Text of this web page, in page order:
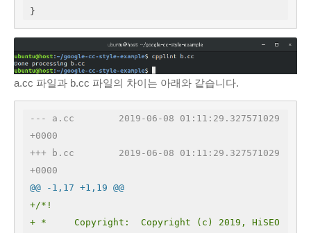
}
a.cc 파일과 b.cc 파일의 차이는 아래와 같습니다.
--- a.cc	2019-06-08 01:11:29.327571029
+0000
+++ b.cc	2019-06-08 01:11:29.327571029
+0000
@@ -1,17 +1,19 @@
+/*!
+ *     Copyright:  Copyright (c) 2019, HiSEO